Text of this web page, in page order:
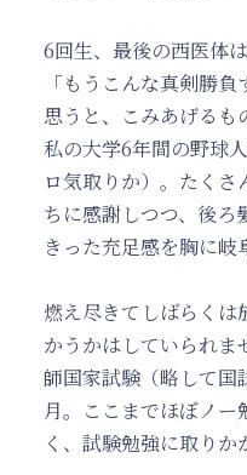
6回生、最後の西医体
「もうこんな真剣勝
思うと、こみあげるも
私の大学6年間の野球
ロ気取りか）。たく
ちに感謝しつつ、後ろ
きった充足感を胸に岐
燃え尽きてしばらくは
かうかはしていられ
師国家試験（略して国
月。ここまでほぼノー
く、試験勉強に取りか